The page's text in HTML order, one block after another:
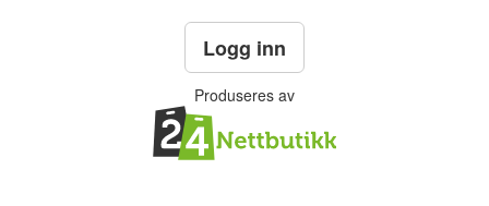
Logg inn
Produseres av